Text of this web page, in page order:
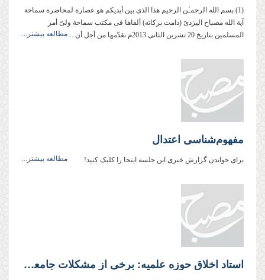
(1) بسم الله الرحمـٰن الرحیم هذا الذی بین أیدیكم هو عصارة لمحاضرة سماحة
آیة الله مصباح الیزدیّ (دامت بركاته) ألقاها فی مكتب سماحة ولیّ أمر
المسلمین بتاریخ 20 تشرین الثانی 2013م نقدّمها من أجل أن...
مطالعه بیشتر...
مفهوم‌شناسی اعتدال
برای خواندن گزارش خبری این جلسه اینجا را کلیک کنید! مطالعه بیشتر...
استاد اخلاق حوزه علمیه: برخی از مشکلات جامعه، انعکاس ناراحتی امام عصر(عج) است